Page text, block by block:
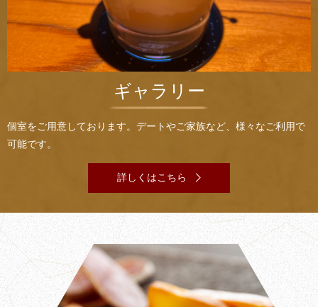
ギャラリー
個室をご用意しております。デートやご家族など、様々なご利用で
可能です。
詳しくはこちら